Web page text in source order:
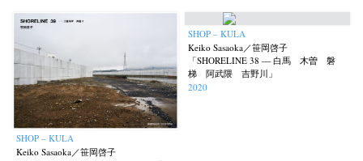
SHOP – KULA
Keiko Sasaoka／笹岡啓子
SHOP – KULA
Keiko Sasaoka／笹岡啓子
「SHORELINE 38 — 白馬 木曽 磐
梯 阿武隈 吉野川」
2020